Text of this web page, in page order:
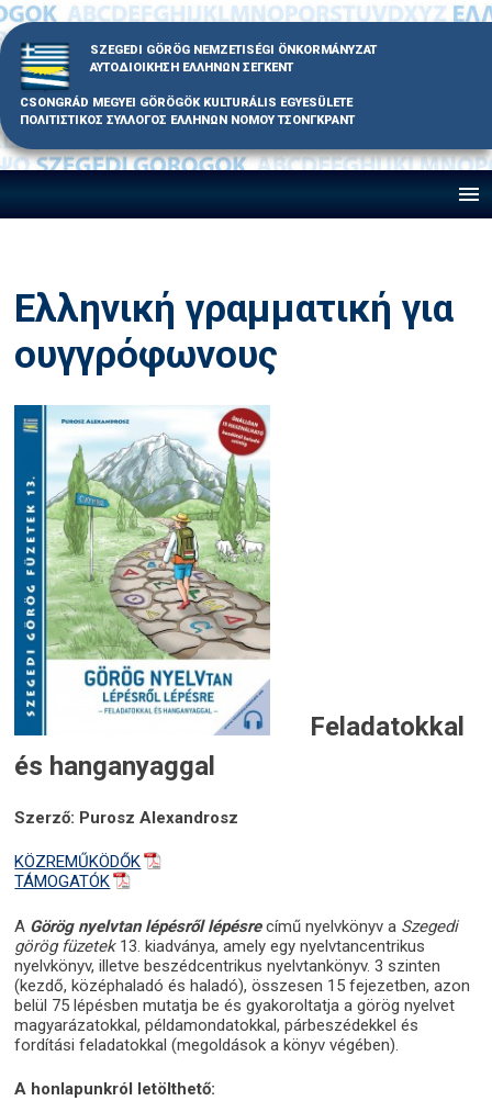
Skip
to
content
SZEGEDI GÖRÖG NEMZETISÉGI ÖNKORMÁNYZAT
ΑΥΤΟΔΙΟΙΚΗΣΗ ΕΛΛΗΝΩΝ ΣΕΓΚΕΝΤ
CSONGRÁD MEGYEI GÖRÖGÖK KULTURÁLIS EGYESÜLETE
ΠΟΛΙΤΙΣΤΙΚΟΣ ΣΥΛΛΟΓΟΣ ΕΛΛΗΝΩΝ ΝΟΜΟΥ ΤΣΟΝΓΚΡΑΝΤ
Ελληνική γραμματική για
ουγγρόφωνους
Feladatokkal
és hanganyaggal
Szerző: Purosz Alexandrosz
KÖZREMŰKÖDŐK
TÁMOGATÓK
A Görög nyelvtan lépésről lépésrecímű nyelvkönyv a Szegedi
görög füzetek13. kiadványa, amely egy nyelvtancentrikus
nyelvkönyv, illetve beszédcentrikus nyelvtankönyv. 3 szinten
(kezdő, középhaladó és haladó), összesen 15 fejezetben, azon
belül 75 lépésben mutatja be és gyakoroltatja a görög nyelvet
magyarázatokkal, példamondatokkal, párbeszédekkel és
fordítási feladatokkal (megoldások a könyv végében).
A honlapunkról letölthető: